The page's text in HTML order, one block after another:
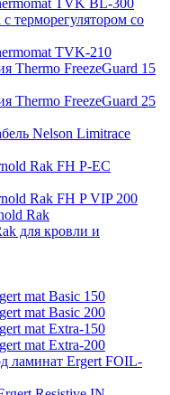
TVK BL-300
терморегулятором со
TVK-210
Thermo FreezeGuard 15
Thermo FreezeGuard 25
Nelson Limitrace
Rak FH P-EC
Rak FH P VIP 200
Rak
для кровли и
mat Basic 150
mat Basic 200
mat Extra-150
mat Extra-200
ламинат Ergert FOIL-